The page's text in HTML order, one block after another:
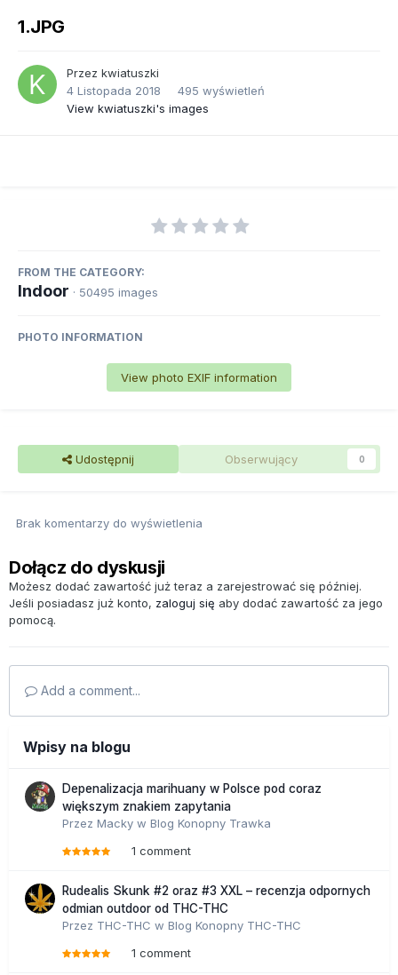
1.JPG
Przez kwiatuszki
4 Listopada 2018
495 wyświetleń
View kwiatuszki's images
FROM THE CATEGORY:
Indoor · 50495 images
PHOTO INFORMATION
View photo EXIF information
Udostępnij Obserwujący 0
Brak komentarzy do wyświetlenia
Dołącz do dyskusji
Możesz dodać zawartość już teraz a zarejestrować się później.
Jeśli posiadasz już konto, zaloguj się aby dodać zawartość za jego
pomocą.
Add a comment...
Wpisy na blogu
Depenalizacja marihuany w Polsce pod coraz
większym znakiem zapytania
Przez Macky w Blog Konopny Trawka
1 comment
Rudealis Skunk #2 oraz #3 XXL – recenzja odpornych
odmian outdoor od THC-THC
Przez THC-THC w Blog Konopny THC-THC
1 comment